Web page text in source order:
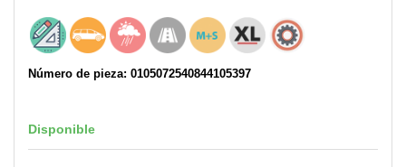
Número de pieza: 0105072540844105397
Disponible